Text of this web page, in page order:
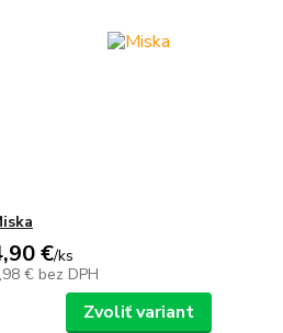
€/ks
€ bez DPH
Zvoliť variant